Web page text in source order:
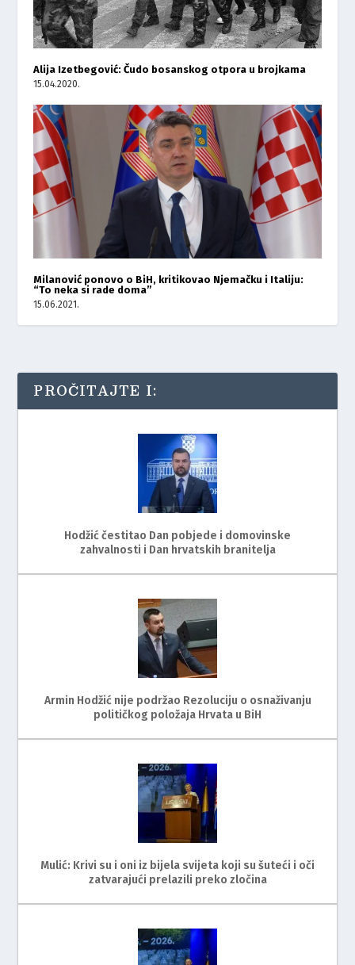
Alija Izetbegović: Čudo bosanskog otpora u brojkama
15.04.2020.
Milanović ponovo o BiH, kritikovao Njemačku i Italiju:
“To neka si rade doma”
15.06.2021.
PROČITAJTE I:
Hodžić čestitao Dan pobjede i domovinske
zahvalnosti i Dan hrvatskih branitelja
Armin Hodžić nije podržao Rezoluciju o osnaživanju
političkog položaja Hrvata u BiH
Mulić: Krivi su i oni iz bijela svijeta koji su šuteći i oči
zatvarajući prelazili preko zločina